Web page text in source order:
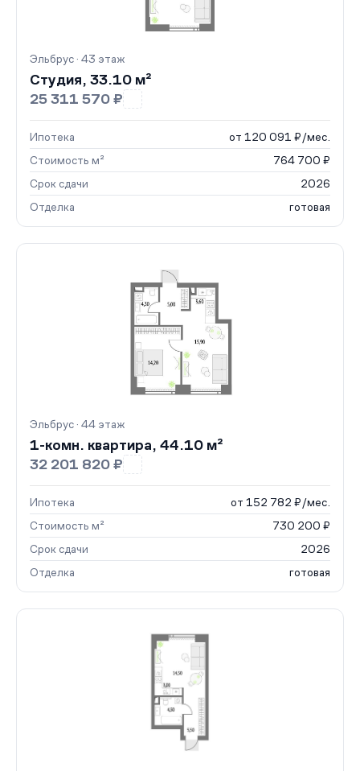
Эльбрус · 43 этаж
Студия, 33.10 м²
25 311 570 ₽
Ипотека
от 120 091 ₽/мес.
Стоимость м²
764 700 ₽
Срок сдачи
2026
Отделка
готовая
Эльбрус · 44 этаж
1-комн. квартира, 44.10 м²
32 201 820 ₽
Ипотека
от 152 782 ₽/мес.
Стоимость м²
730 200 ₽
Срок сдачи
2026
Отделка
готовая